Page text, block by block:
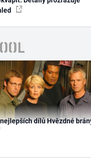
dílů Hvězdné